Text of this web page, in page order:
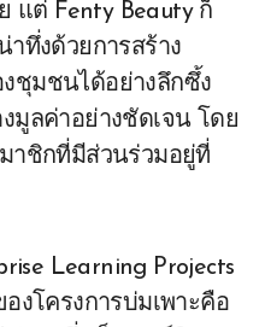
แต่ Fenty Beauty ก็
าทึ่งด้วยการสร้าง
มชนได้อย่างลึกซึ้ง
มูลค่าอย่างชัดเจน โดย
าชิกที่มีส่วนร่วมอยู่ที่
Learning Projects
งโครงการบ่มเพาะคือ